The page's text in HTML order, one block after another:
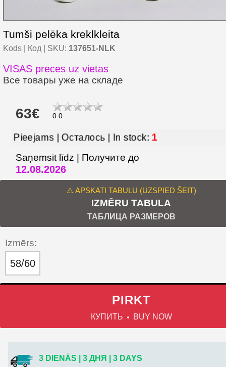
Tumši pelēka kreklkleita
Kods | Код | SKU: 137651-NLK
VISAS preces uz vietas
Все товары уже на складе
63€ 0.0
Pieejams | Осталось | In stock: 1
Saņemsit līdz | Получите до
12.08.2026
⚠️ APSKATI TABULU (UZSPIED ŠEIT)
IZMĒRU TABULA
ТАБЛИЦА РАЗМЕРОВ
Izmērs:
58/60
PIRKT
КУПИТЬ BUY NOW
3 DIENĀS | 3 ДНЯ | 3 DAYS